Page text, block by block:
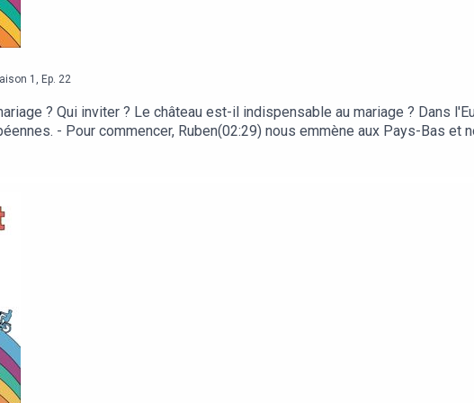
1 Ep. 22
? Qui inviter ? Le château est-il indispensable au mariage ? Dans
- Pour commencer, Ruben(02:29) nous emmène aux Pays-Bas et
nous explique les spécificités des mariages polonais (10:28) Deux
de fée ! "Une fois que t'es marié, tu n'en as plus envie !" - Et pour finir